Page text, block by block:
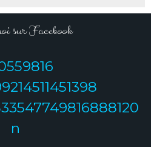
sur Facebook